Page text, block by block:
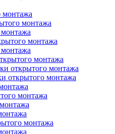
монтажа
монтажа
монтажа
монтажа
монтажа
открытого монтажа
открытого монтажа
монтажа
монтажа